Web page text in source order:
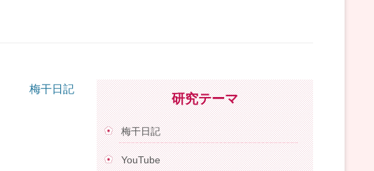
梅干日記
研究テーマ
梅干日記
YouTube